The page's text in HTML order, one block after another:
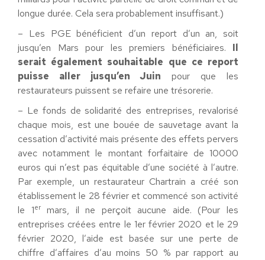
longue durée. Cela sera probablement insuffisant.)
– Les PGE bénéficient d’un report d’un an, soit
jusqu’en Mars pour les premiers bénéficiaires. Il
serait également souhaitable que ce report
puisse aller jusqu’en Juin pour que les
restaurateurs puissent se refaire une trésorerie.
– Le fonds de solidarité des entreprises, revalorisé
chaque mois, est une bouée de sauvetage avant la
cessation d’activité mais présente des effets pervers
avec notamment le montant forfaitaire de 10000
euros qui n’est pas équitable d’une société à l’autre.
Par exemple, un restaurateur Chartrain a créé son
établissement le 28 février et commencé son activité
le 1ermars, il ne perçoit aucune aide. (Pour les
entreprises créées entre le 1er février 2020 et le 29
février 2020, l’aide est basée sur une perte de
chiffre d’affaires d’au moins 50 % par rapport au